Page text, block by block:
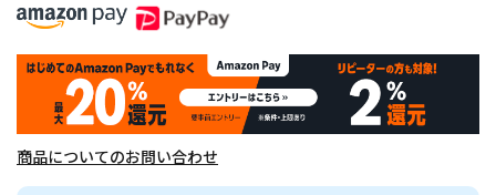
商品についてのお問い合わせ